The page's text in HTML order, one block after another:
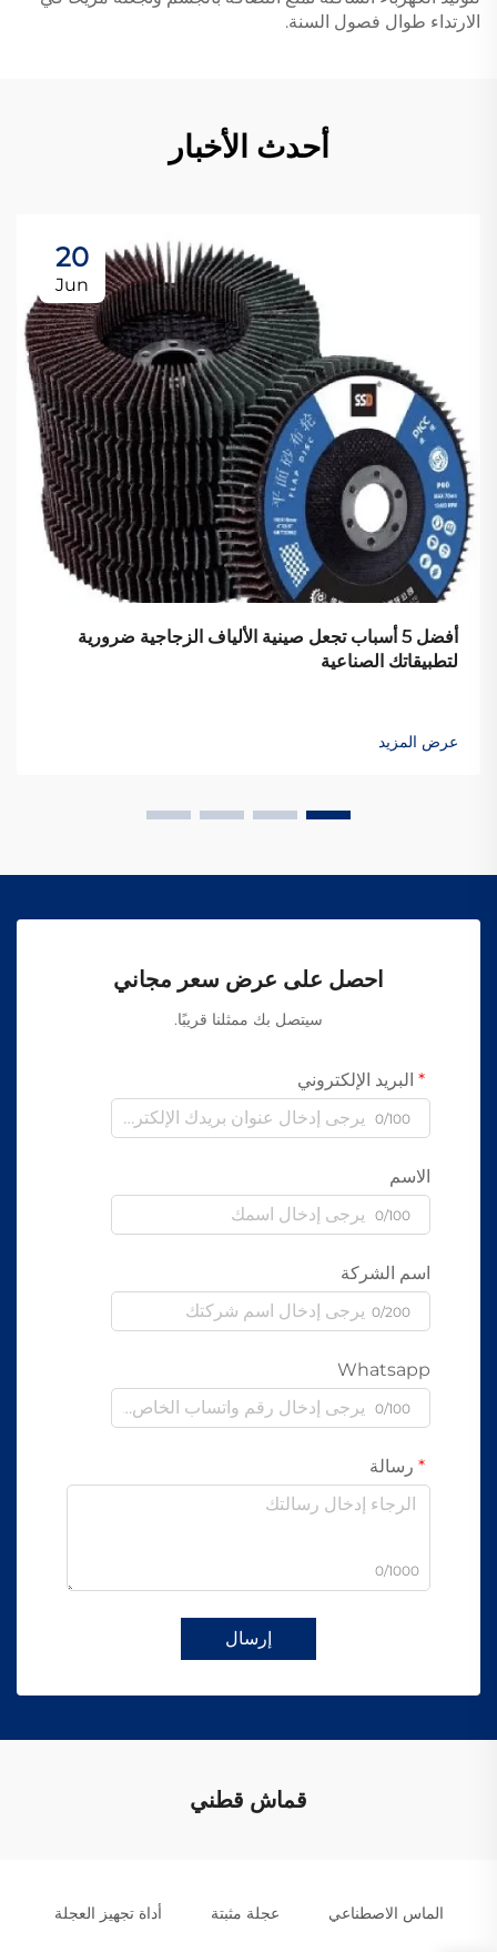
الارتداء طوال فصول السنة.
أحدث الأخبار
20
Jun
أفضل 5 أسباب تجعل صينية الألياف الزجاجية ضرورية
لتطبيقاتك الصناعية
عرض المزيد
احصل على عرض سعر مجاني
سيتصل بك ممثلنا قريبًا.
البريد الإلكتروني
0/100
الاسم
0/100
اسم الشركة
0/200
Whatsapp
0/100
رسالة
0/1000
إرسال
قماش قطني
الماس الاصطناعي عجلة مثبتة أداة تجهيز العجلة